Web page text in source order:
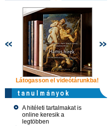
Látogasson el videótárunkba!
A hitéleti tartalmakat is
online keresik a
legtöbben